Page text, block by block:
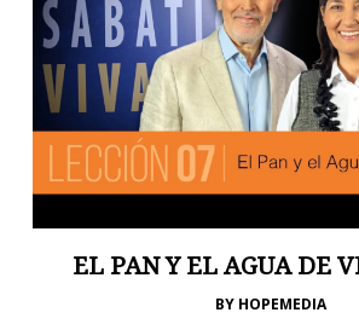
EL PAN Y EL AGUA DE
BY HOPEMEDIA